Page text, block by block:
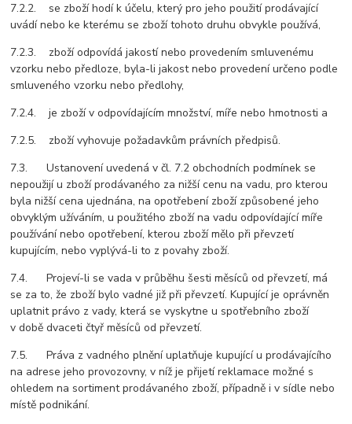
7.2.2. se zboží hodí k účelu, který pro jeho použití prodávající
uvádí nebo ke kterému se zboží tohoto druhu obvykle používá,
7.2.3. zboží odpovídá jakostí nebo provedením smluvenému
vzorku nebo předloze, byla-li jakost nebo provedení určeno podle
smluveného vzorku nebo předlohy,
7.2.4. je zboží v odpovídajícím množství, míře nebo hmotnosti a
7.2.5. zboží vyhovuje požadavkům právních předpisů.
7.3. Ustanovení uvedená v čl. 7.2 obchodních podmínek se
nepoužijí u zboží prodávaného za nižší cenu na vadu, pro kterou
byla nižší cena ujednána, na opotřebení zboží způsobené jeho
obvyklým užíváním, u použitého zboží na vadu odpovídající míře
používání nebo opotřebení, kterou zboží mělo při převzetí
kupujícím, nebo vyplývá-li to z povahy zboží.
7.4. Projeví-li se vada v průběhu šesti měsíců od převzetí, má
se za to, že zboží bylo vadné již při převzetí. Kupující je oprávněn
uplatnit právo z vady, která se vyskytne u spotřebního zboží
v době dvaceti čtyř měsíců od převzetí.
7.5. Práva z vadného plnění uplatňuje kupující u prodávajícího
na adrese jeho provozovny, v níž je přijetí reklamace možné s
ohledem na sortiment prodávaného zboží, případně i v sídle nebo
místě podnikání.